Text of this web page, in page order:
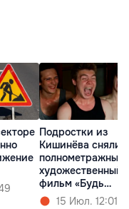
Подростки из
Кишинёва сняли
полнометражный
художественный
фильм «Будь
Золотым»
15 Июл. 12:01